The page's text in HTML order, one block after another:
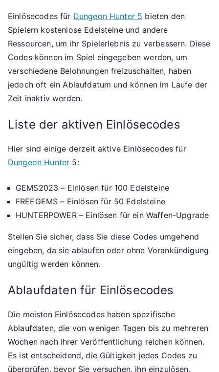
Einlösecodes für Dungeon Hunter 5 bieten den
Spielern kostenlose Edelsteine und andere
Ressourcen, um ihr Spielerlebnis zu verbessern. Diese
Codes können im Spiel eingegeben werden, um
verschiedene Belohnungen freizuschalten, haben
jedoch oft ein Ablaufdatum und können im Laufe der
Zeit inaktiv werden.
Liste der aktiven Einlösecodes
Hier sind einige derzeit aktive Einlösecodes für
Dungeon Hunter 5:
GEMS2023 – Einlösen für 100 Edelsteine
FREEGEMS – Einlösen für 50 Edelsteine
HUNTERPOWER – Einlösen für ein Waffen-Upgrade
Stellen Sie sicher, dass Sie diese Codes umgehend
eingeben, da sie ablaufen oder ohne Vorankündigung
ungültig werden können.
Ablaufdaten für Einlösecodes
Die meisten Einlösecodes haben spezifische
Ablaufdaten, die von wenigen Tagen bis zu mehreren
Wochen nach ihrer Veröffentlichung reichen können.
Es ist entscheidend, die Gültigkeit jedes Codes zu
überprüfen, bevor Sie versuchen, ihn einzulösen.